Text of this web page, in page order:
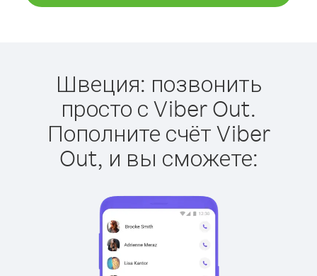
Швеция: позвонить
просто с Viber Out.
Пополните счёт Viber
Out, и вы сможете: